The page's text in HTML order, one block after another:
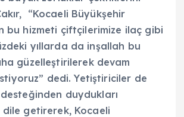
“Kocaeli Büyükşehir
bu hizmeti çiftçilerimize ilaç gibi
yıllarda da inşallah bu
güzelleştirilerek devam
dedi. Yetiştiriciler de
desteğinden duydukları
dile getirerek, Kocaeli